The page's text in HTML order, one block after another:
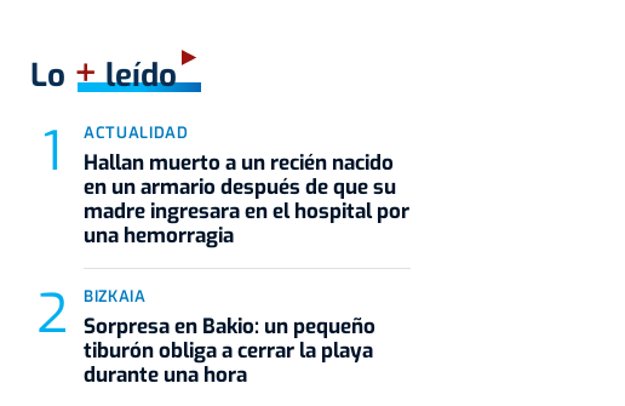
Lo +leído
ACTUALIDAD
Hallan muerto a un recién nacido
en un armario después de que su
madre ingresara en el hospital por
una hemorragia
BIZKAIA
Sorpresa en Bakio: un pequeño
tiburón obliga a cerrar la playa
durante una hora